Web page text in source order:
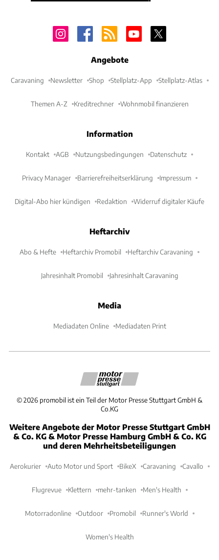
Angebote
Caravaning Newsletter Shop Stellplatz-App Stellplatz-Atlas
Themen A-Z Kreditrechner Wohnmobil finanzieren
Information
Kontakt AGB Nutzungsbedingungen Datenschutz
Privacy Manager Barrierefreiheitserklärung Impressum
Digital-Abo hier kündigen Redaktion Widerruf digitaler Käufe
Heftarchiv
Abo & Hefte Heftarchiv Promobil Heftarchiv Caravaning
Jahresinhalt Promobil Jahresinhalt Caravaning
Media
Mediadaten Online Mediadaten Print
©2026 promobil ist ein Teil der Motor Presse Stuttgart GmbH &
Co.KG
Weitere Angebote der Motor Presse Stuttgart GmbH
& Co. KG & Motor Presse Hamburg GmbH & Co. KG
und deren Mehrheitsbeteiligungen
Aerokurier Auto Motor und Sport BikeX Caravaning Cavallo
Flugrevue Klettern mehr-tanken Men's Health
Motorradonline Outdoor Promobil Runner's World
Women's Health